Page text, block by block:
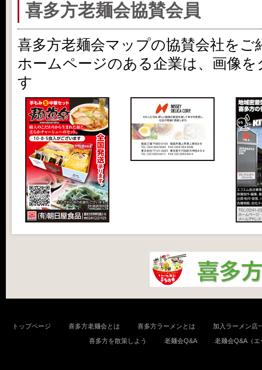
喜多方老麺会協賛会員
喜多方老麺会マップの協賛会社をご
ホームページのある企業は、画像
す
トップページ 喜多方老麺会とは 喜多方ラーメンとは 加入ラーメン店
喜多方を散策しよう 老麺会Q&A 老麺会Q&A（